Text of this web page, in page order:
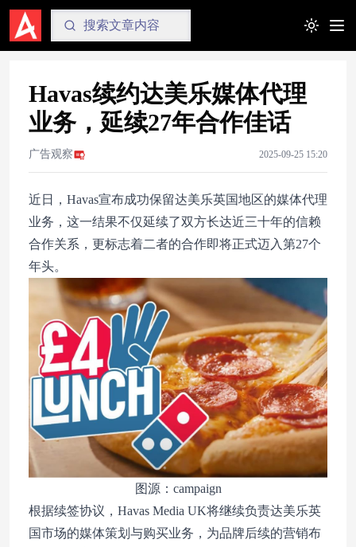
Toggle
Havas续约达美乐媒体代理
业务，延续27年合作佳话
广告观察 2025-09-25 15:20
近日，Havas宣布成功保留达美乐英国地区的媒体代理
业务，这一结果不仅延续了双方长达近三十年的信赖
合作关系，更标志着二者的合作即将正式迈入第27个
年头。
图源：campaign
根据续签协议，Havas Media UK将继续负责达美乐英
国市场的媒体策划与购买业务，为品牌后续的营销布